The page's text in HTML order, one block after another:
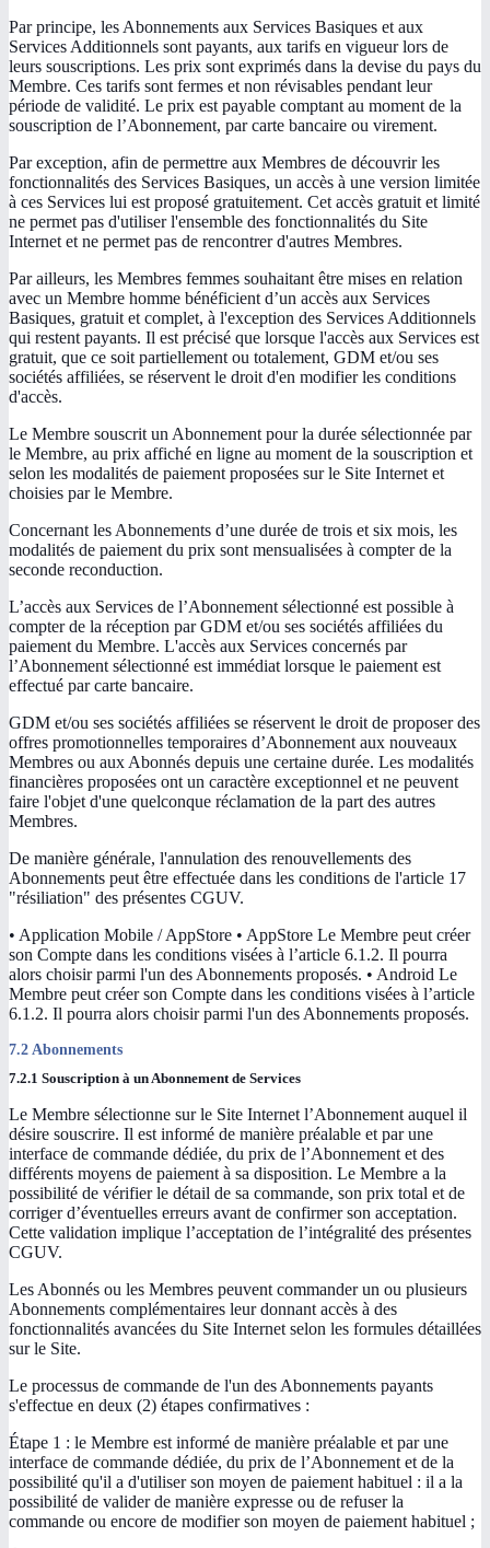
Par principe, les Abonnements aux Services Basiques et aux
Services Additionnels sont payants, aux tarifs en vigueur lors de
leurs souscriptions. Les prix sont exprimés dans la devise du pays du
Membre. Ces tarifs sont fermes et non révisables pendant leur
période de validité. Le prix est payable comptant au moment de la
souscription de l’Abonnement, par carte bancaire ou virement.
Par exception, afin de permettre aux Membres de découvrir les
fonctionnalités des Services Basiques, un accès à une version limitée
à ces Services lui est proposé gratuitement. Cet accès gratuit et limité
ne permet pas d'utiliser l'ensemble des fonctionnalités du Site
Internet et ne permet pas de rencontrer d'autres Membres.
Par ailleurs, les Membres femmes souhaitant être mises en relation
avec un Membre homme bénéficient d’un accès aux Services
Basiques, gratuit et complet, à l'exception des Services Additionnels
qui restent payants. Il est précisé que lorsque l'accès aux Services est
gratuit, que ce soit partiellement ou totalement, GDM et/ou ses
sociétés affiliées, se réservent le droit d'en modifier les conditions
d'accès.
Le Membre souscrit un Abonnement pour la durée sélectionnée par
le Membre, au prix affiché en ligne au moment de la souscription et
selon les modalités de paiement proposées sur le Site Internet et
choisies par le Membre.
Concernant les Abonnements d’une durée de trois et six mois, les
modalités de paiement du prix sont mensualisées à compter de la
seconde reconduction.
L’accès aux Services de l’Abonnement sélectionné est possible à
compter de la réception par GDM et/ou ses sociétés affiliées du
paiement du Membre. L'accès aux Services concernés par
l’Abonnement sélectionné est immédiat lorsque le paiement est
effectué par carte bancaire.
GDM et/ou ses sociétés affiliées se réservent le droit de proposer des
offres promotionnelles temporaires d’Abonnement aux nouveaux
Membres ou aux Abonnés depuis une certaine durée. Les modalités
financières proposées ont un caractère exceptionnel et ne peuvent
faire l'objet d'une quelconque réclamation de la part des autres
Membres.
De manière générale, l'annulation des renouvellements des
Abonnements peut être effectuée dans les conditions de l'article 17
"résiliation" des présentes CGUV.
• Application Mobile / AppStore • AppStore Le Membre peut créer
son Compte dans les conditions visées à l’article 6.1.2. Il pourra
alors choisir parmi l'un des Abonnements proposés. • Android Le
Membre peut créer son Compte dans les conditions visées à l’article
6.1.2. Il pourra alors choisir parmi l'un des Abonnements proposés.
7.2 Abonnements
7.2.1 Souscription à un Abonnement de Services
Le Membre sélectionne sur le Site Internet l’Abonnement auquel il
désire souscrire. Il est informé de manière préalable et par une
interface de commande dédiée, du prix de l’Abonnement et des
différents moyens de paiement à sa disposition. Le Membre a la
possibilité de vérifier le détail de sa commande, son prix total et de
corriger d’éventuelles erreurs avant de confirmer son acceptation.
Cette validation implique l’acceptation de l’intégralité des présentes
CGUV.
Les Abonnés ou les Membres peuvent commander un ou plusieurs
Abonnements complémentaires leur donnant accès à des
fonctionnalités avancées du Site Internet selon les formules détaillées
sur le Site.
Le processus de commande de l'un des Abonnements payants
s'effectue en deux (2) étapes confirmatives :
Étape 1 : le Membre est informé de manière préalable et par une
interface de commande dédiée, du prix de l’Abonnement et de la
possibilité qu'il a d'utiliser son moyen de paiement habituel : il a la
possibilité de valider de manière expresse ou de refuser la
commande ou encore de modifier son moyen de paiement habituel ;